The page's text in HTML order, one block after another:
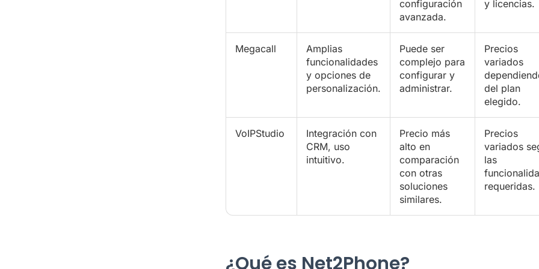
configuración
avanzada.
y licencias.
Megacall
Amplias
funcionalidades
y opciones de
personalización.
Puede ser
complejo para
configurar y
administrar.
Precios
variados
del plan
elegido.
VoIPStudio
Integración con
CRM, uso
intuitivo.
Precio más
alto en
comparación
con otras
soluciones
similares.
Precios
variados
las
requeridas.
¿Qué es Net2Phone?